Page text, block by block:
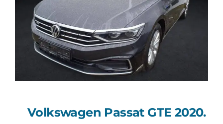
Volkswagen Passat GTE 2020.